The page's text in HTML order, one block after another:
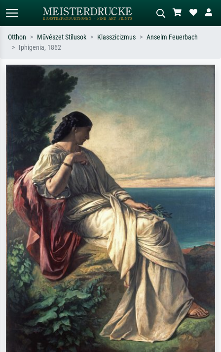
Keressen művész, műcím vagy stílus
szerint – pl. Monet, Csillagos éj,
impresszionizmus, Hokusai-hullám,
Otthon Művészet Stílusok Klasszicizmus
Anselm Feuerbach
Iphigenia, 1862